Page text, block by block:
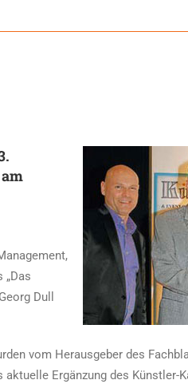
„Das
Dull
vom Herausgeber des
Ergänzung des Künstler-